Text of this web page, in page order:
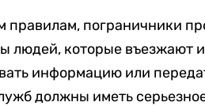
правилам, пограничники
людей, которые въезжают
информацию или
должны иметь